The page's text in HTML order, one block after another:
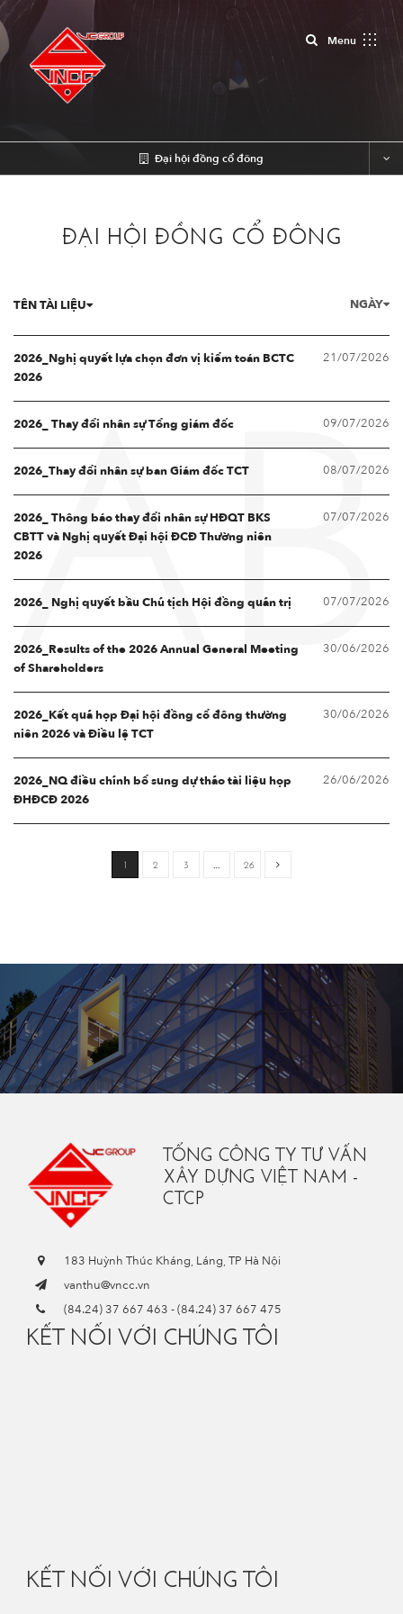
MenuClose
Đại hội đồng cổ đông
ĐẠI HỘI ĐỒNG CỔ ĐÔNG
TÊN TÀI LIỆU NGÀY
2026_Nghị quyết lựa chọn đơn vị kiểm toán BCTC
2026
21/07/2026
2026_ Thay đổi nhân sự Tổng giám đốc 09/07/2026
2026_Thay đổi nhân sự ban Giám đốc TCT 08/07/2026
2026_ Thông báo thay đổi nhân sự HĐQT BKS
CBTT và Nghị quyết Đại hội ĐCĐ Thường niên
2026
07/07/2026
2026_ Nghị quyết bầu Chủ tịch Hội đồng quản trị 07/07/2026
2026_Results of the 2026 Annual General Meeting
of Shareholders
30/06/2026
2026_Kết quả họp Đại hội đồng cổ đông thường
niên 2026 và Điều lệ TCT
30/06/2026
2026_NQ điều chỉnh bổ sung dự thảo tài liệu họp
ĐHĐCĐ 2026
26/06/2026
1 2 3 … 26
TỔNG CÔNG TY TƯ VẤN
XÂY DỰNG VIỆT NAM -
CTCP
183 Huỳnh Thúc Kháng, Láng, TP Hà Nội
vanthu@vncc.vn
(84.24) 37 667 463 -(84.24) 37 667 475
KẾT NỐI VỚI CHÚNG TÔI
KẾT NỐI VỚI CHÚNG TÔI